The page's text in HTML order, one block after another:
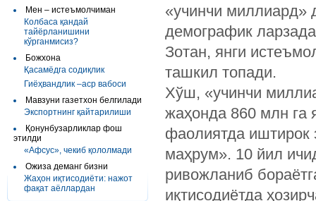
Мен – истеъмолчиман
Колбаса қандай
тайёрланишини
кўрганмисиз?
Божхона
Қасамёдга содиқлик
Гиёҳвандлик –аср вабоси
Мавзуни газетхон белгилади
Экспортнинг қайтарилиши
Қонунбузарликлар фош
этилди
«Афсус», чекиб қололмади
Ожиза деманг бизни
Жаҳон иқтисодиёти: нажот
фақат аёллардан
«учинчи миллиард»
демографик
Зотан, янги
ташкил топади.
Хўш, «учинчи
жаҳонда 860 млн га
фаолиятда иштирок
маҳрум». 10 йил
ривожланиб
иқтисодиётда